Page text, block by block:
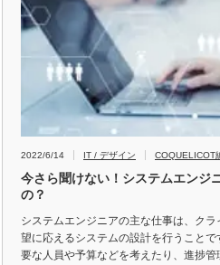
2022/6/14 IT / デザイン COQUELICOT
今さら聞けない！システムエンジ
の？
システムエンジニアの主な仕事は、ク
望に応えるシステムの設計を行うこと
要な人員や予算などを考えたり、進捗